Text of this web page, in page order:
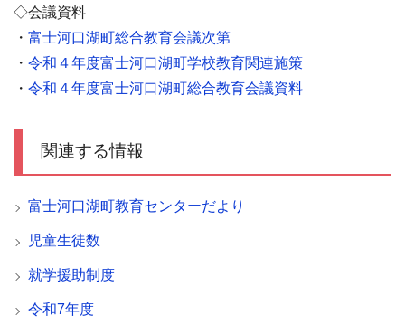
◇会議資料
・ 富士河口湖町総合教育会議次第
・ 令和４年度富士河口湖町学校教育関連施策
・ 令和４年度富士河口湖町総合教育会議資料
関連する情報
富士河口湖町教育センターだより
児童生徒数
就学援助制度
令和7年度